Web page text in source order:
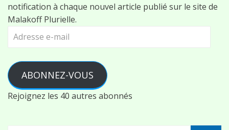
notification à chaque nouvel article publié sur le site de
Malakoff Plurielle.
Adresse
ABONNEZ-VOUS
Rejoignez les 40 autres abonnés